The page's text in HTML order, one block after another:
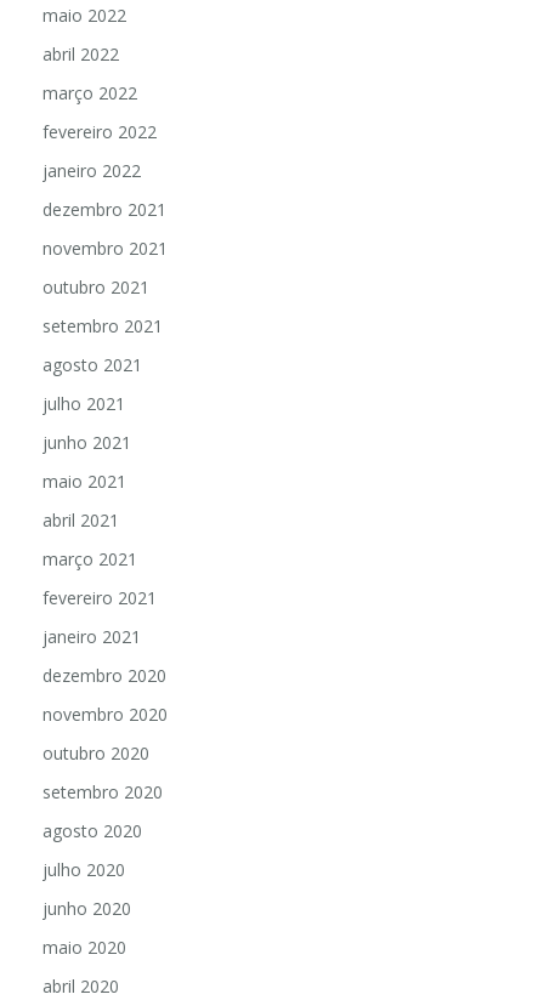
maio 2022
abril 2022
março 2022
fevereiro 2022
janeiro 2022
dezembro 2021
novembro 2021
outubro 2021
setembro 2021
agosto 2021
julho 2021
junho 2021
maio 2021
abril 2021
março 2021
fevereiro 2021
janeiro 2021
dezembro 2020
novembro 2020
outubro 2020
setembro 2020
agosto 2020
julho 2020
junho 2020
maio 2020
abril 2020